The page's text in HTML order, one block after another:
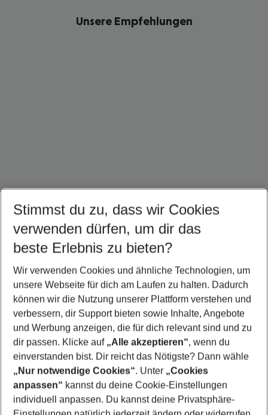
Unsere Empfehlungen
Quicklinks
Pauschalreisen Mauritius
Flug & Hotel Mauritius
Footer
Footer navigation
Über uns
Stimmst du zu, dass wir Cookies
verwenden dürfen, um dir das
beste Erlebnis zu bieten?
Wir verwenden Cookies und ähnliche Technologien, um
unsere Webseite für dich am Laufen zu halten. Dadurch
können wir die Nutzung unserer Plattform verstehen und
verbessern, dir Support bieten sowie Inhalte, Angebote
und Werbung anzeigen, die für dich relevant sind und zu
dir passen. Klicke auf „Alle akzeptieren“, wenn du
einverstanden bist. Dir reicht das Nötigste? Dann wähle
„Nur notwendige Cookies“. Unter „Cookies
anpassen“ kannst du deine Cookie-Einstellungen
individuell anpassen. Du kannst deine Privatsphäre-